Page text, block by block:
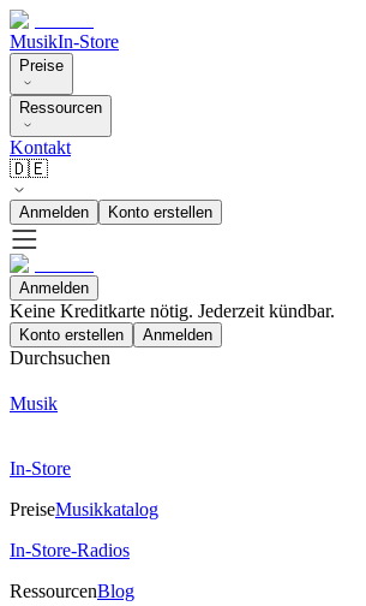
MusikIn-Store
Preise
Ressourcen
Kontakt
🇩🇪
Anmelden Konto erstellen
Anmelden
Keine Kreditkarte nötig. Jederzeit kündbar.
Konto erstellen Anmelden
Durchsuchen
Musik
In-Store
PreiseMusikkatalog
In-Store-Radios
RessourcenBlog